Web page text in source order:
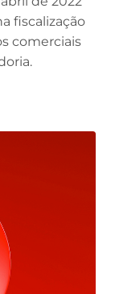
fiscalização
comerciais